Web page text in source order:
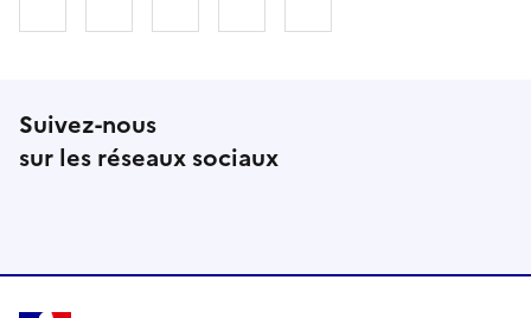
Suivez-nous
sur les réseaux sociaux